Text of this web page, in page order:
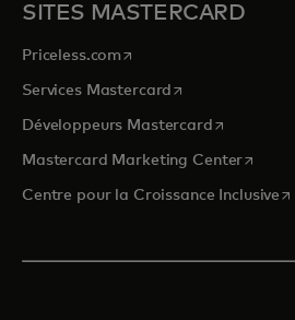
SITES MASTERCARD
Priceless.com s’ouvre dans un nouvel
Services Mastercard s’ouvre dans un
Développeurs Mastercards’ouvre
Mastercard Marketing Center
Centre pour la Croissance Inclusive